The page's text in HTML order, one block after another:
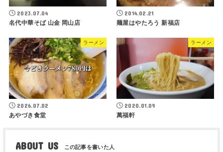
2023.07.04
名代中華そば 山金 岡山店
2014.02.21
麺屋はやたろう 新福店
ラーメン
2026.07.02
あやづき食堂
ラーメン
2020.01.09
萬福軒
ABOUT US